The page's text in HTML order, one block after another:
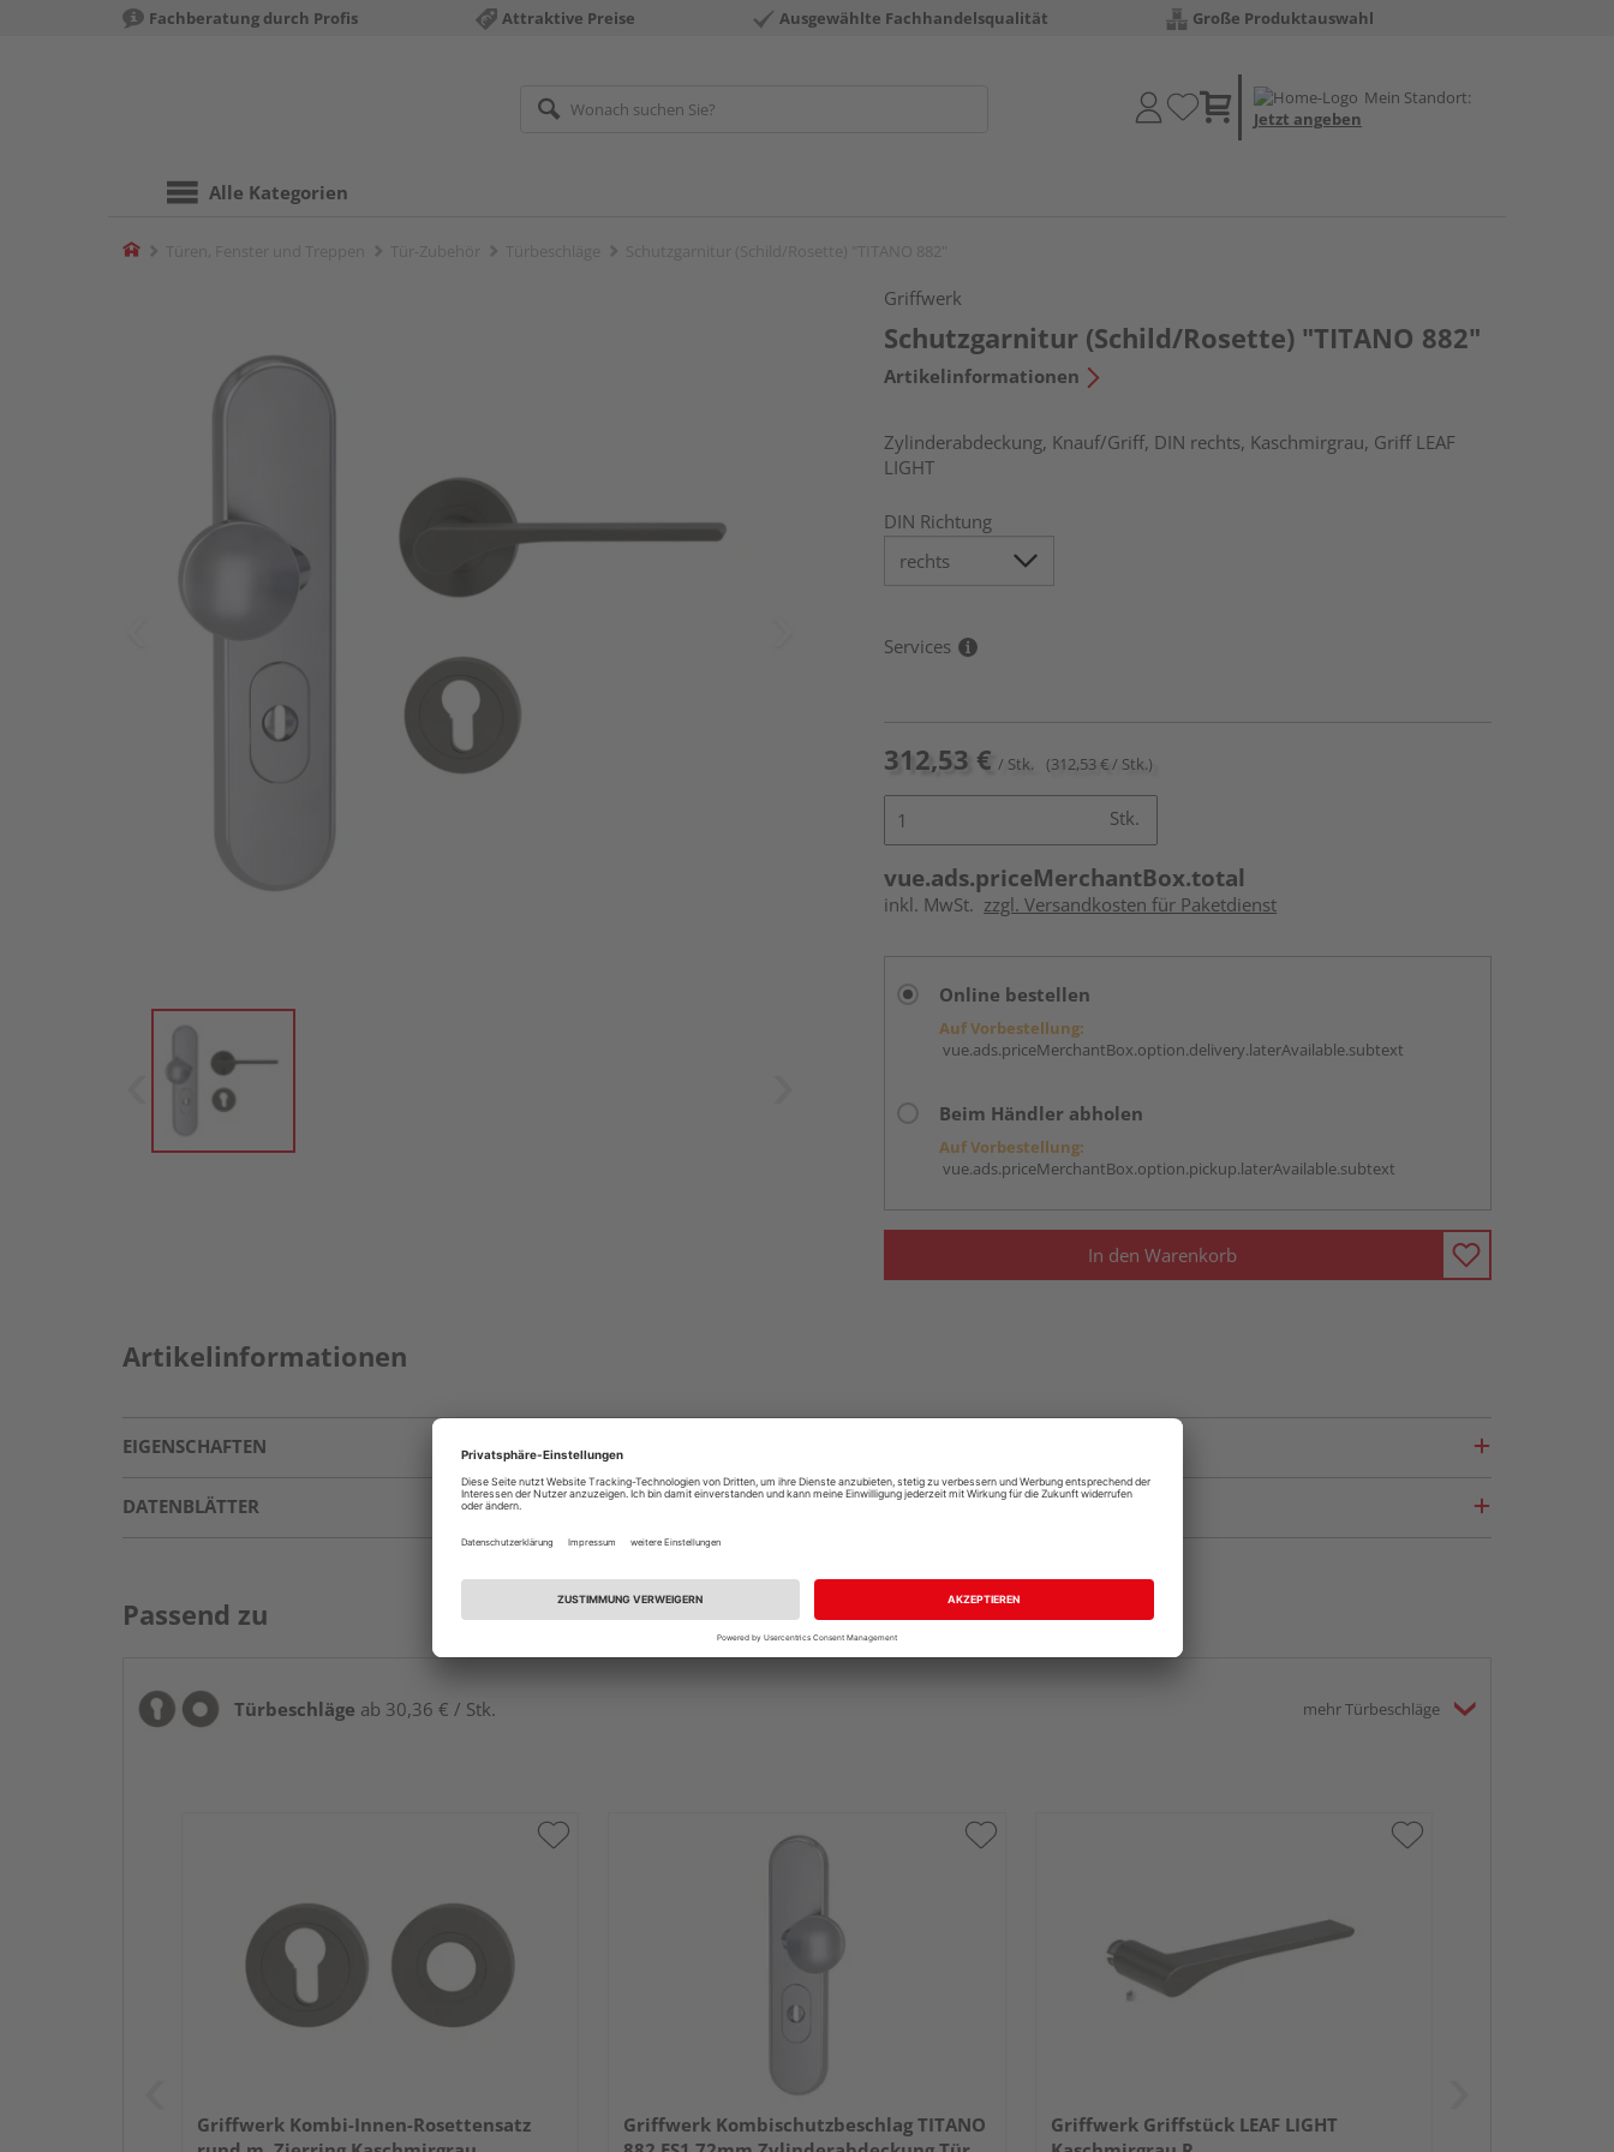
Fachberatung durch Profis Attraktive Preise Ausgewählte Fachhandelsqualität Große Produktauswahl
Mein Standort:
Jetzt angeben
Alle Kategorien
Home
Griffwerk
Schutzgarnitur (Schild/Rosette) "TITANO 882"
Artikelinformationen
Zylinderabdeckung, Knauf/Griff, DIN rechts, Kaschmirgrau, Griff LEAF
LIGHT
DIN Richtung
Services
312,53 € / Stk. (312,53 € / Stk.)
Stk.
vue.ads.priceMerchantBox.total
inkl. MwSt. zzgl. Versandkosten für Paketdienst
Online bestellen
Auf Vorbestellung:
vue.ads.priceMerchantBox.option.delivery.laterAvailable.subtext
Beim Händler abholen
Auf Vorbestellung:
vue.ads.priceMerchantBox.option.pickup.laterAvailable.subtext
In den Warenkorb
Artikelinformationen
EIGENSCHAFTEN
DATENBLÄTTER
Passend zu
Türbeschläge ab 30,36 € / Stk. mehr Türbeschläge
Griffwerk Kombi-Innen-Rosettensatz
Griffwerk Kombischutzbeschlag TITANO
Griffwerk Griffstück LEAF LIGHT